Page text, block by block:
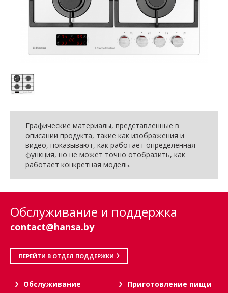
Графические материалы, представленные в
описании продукта, такие как изображения и
видео, показывают, как работает определенная
функция, но не может точно отобразить, как
работает конкретная модель.
Обслуживание и поддержка
contact@hansa.by
ПЕРЕЙТИ В ОТДЕЛ ПОДДЕРЖКИ
Oбслуживание
Приготовление пищи